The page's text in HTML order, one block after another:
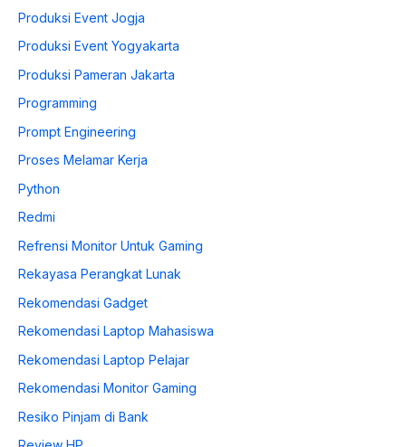
Produksi Event Jogja
Produksi Event Yogyakarta
Produksi Pameran Jakarta
Programming
Prompt Engineering
Proses Melamar Kerja
Python
Redmi
Refrensi Monitor Untuk Gaming
Rekayasa Perangkat Lunak
Rekomendasi Gadget
Rekomendasi Laptop Mahasiswa
Rekomendasi Laptop Pelajar
Rekomendasi Monitor Gaming
Resiko Pinjam di Bank